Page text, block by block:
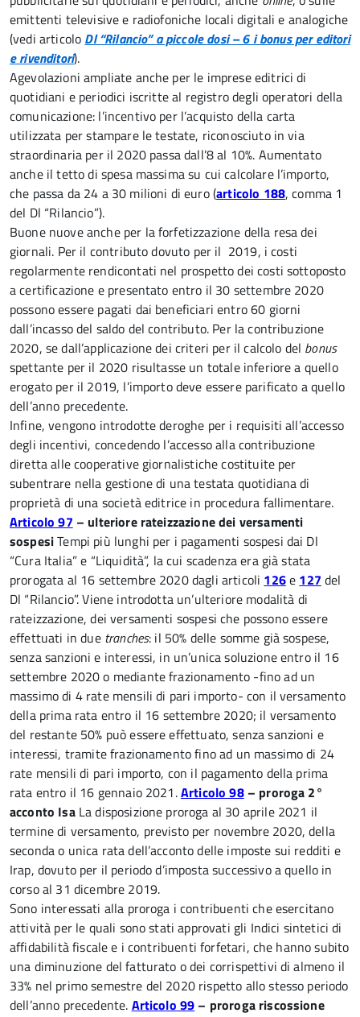
emittenti televisive e radiofoniche locali digitali e analogiche
(vedi articolo Dl “Rilancio” a piccole dosi – 6 i bonus per editori
e rivenditori).
Agevolazioni ampliate anche per le imprese editrici di
quotidiani e periodici iscritte al registro degli operatori della
comunicazione: l’incentivo per l’acquisto della carta
utilizzata per stampare le testate, riconosciuto in via
straordinaria per il 2020 passa dall’8 al 10%. Aumentato
anche il tetto di spesa massima su cui calcolare l’importo,
che passa da 24 a 30 milioni di euro (articolo 188, comma 1
del Dl “Rilancio”).
Buone nuove anche per la forfetizzazione della resa dei
giornali. Per il contributo dovuto per il 2019, i costi
regolarmente rendicontati nel prospetto dei costi sottoposto
a certificazione e presentato entro il 30 settembre 2020
possono essere pagati dai beneficiari entro 60 giorni
dall’incasso del saldo del contributo. Per la contribuzione
2020, se dall’applicazione dei criteri per il calcolo del bonus
spettante per il 2020 risultasse un totale inferiore a quello
erogato per il 2019, l’importo deve essere parificato a quello
dell’anno precedente.
Infine, vengono introdotte deroghe per i requisiti all’accesso
degli incentivi, concedendo l’accesso alla contribuzione
diretta alle cooperative giornalistiche costituite per
subentrare nella gestione di una testata quotidiana di
proprietà di una società editrice in procedura fallimentare.
Articolo 97 – ulteriore rateizzazione dei versamenti
sospesiTempi più lunghi per i pagamenti sospesi dai Dl
“Cura Italia” e “Liquidità”, la cui scadenza era già stata
prorogata al 16 settembre 2020 dagli articoli 126e 127 del
Dl “Rilancio”. Viene introdotta un’ulteriore modalità di
rateizzazione, dei versamenti sospesi che possono essere
effettuati in due tranches: il 50% delle somme già sospese,
senza sanzioni e interessi, in un’unica soluzione entro il 16
settembre 2020 o mediante frazionamento -fino ad un
massimo di 4 rate mensili di pari importo- con il versamento
della prima rata entro il 16 settembre 2020; il versamento
del restante 50% può essere effettuato, senza sanzioni e
interessi, tramite frazionamento fino ad un massimo di 24
rate mensili di pari importo, con il pagamento della prima
rata entro il 16 gennaio 2021.Articolo 98– proroga 2°
acconto IsaLa disposizione proroga al 30 aprile 2021 il
termine di versamento, previsto per novembre 2020, della
seconda o unica rata dell’acconto delle imposte sui redditi e
Irap, dovuto per il periodo d’imposta successivo a quello in
corso al 31 dicembre 2019.
Sono interessati alla proroga i contribuenti che esercitano
attività per le quali sono stati approvati gli Indici sintetici di
affidabilità fiscale e i contribuenti forfetari, che hanno subito
una diminuzione del fatturato o dei corrispettivi di almeno il
33% nel primo semestre del 2020 rispetto allo stesso periodo
dell’anno precedente. Articolo 99 – proroga riscossione